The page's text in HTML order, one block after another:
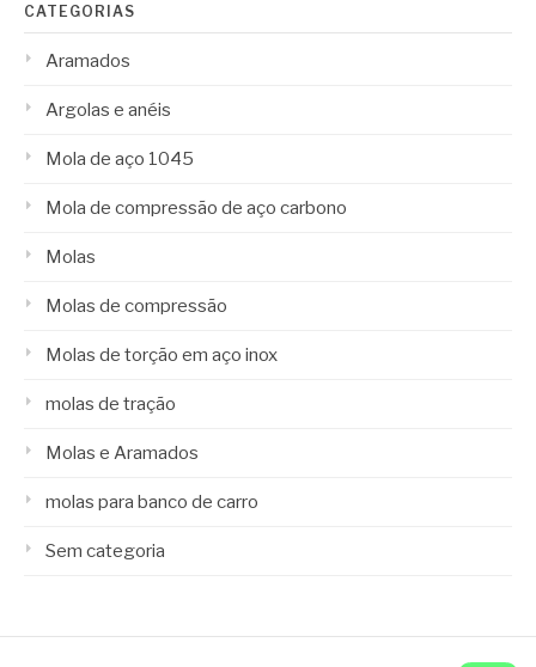
CATEGORIAS
Aramados
Argolas e anéis
Mola de aço 1045
Mola de compressão de aço carbono
Molas
Molas de compressão
Molas de torção em aço inox
molas de tração
Molas e Aramados
molas para banco de carro
Sem categoria